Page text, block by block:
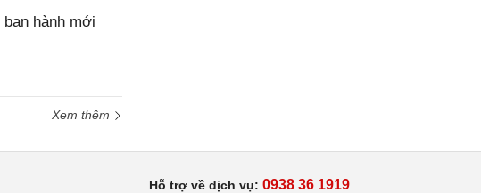
hành mới
Xem thêm
Hỗ trợ về dịch vụ: 0938 36 1919